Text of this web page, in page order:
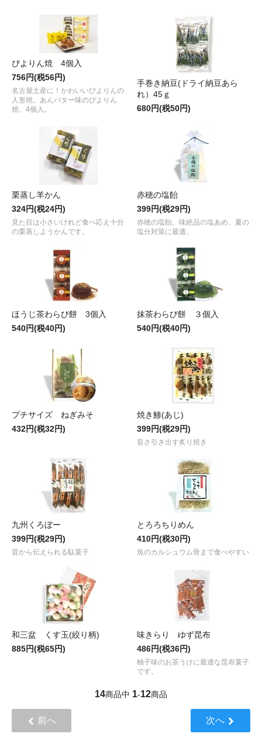
ぴよりん焼 4個入
756円(税56円)
名古屋土産に！かわいいぴよりんの
人形焼。あんバター味のぴよりん
焼。4個入。
手巻き納豆(ドライ納豆あら
れ）45ｇ
680円(税50円)
栗蒸し羊かん
324円(税24円)
見た目は小さいけれど食べ応え十分
の栗蒸しようかんです。
赤穂の塩飴
399円(税29円)
赤穂の塩飴。味絶品の塩あめ。夏の
塩分対策に最適。
ほうじ茶わらび餅 3個入
540円(税40円)
抹茶わらび餅 ３個入
540円(税40円)
プチサイズ ねぎみそ
432円(税32円)
焼き鯵(あじ)
399円(税29円)
旨さ引き出す炙り焼き
九州くろぼー
399円(税29円)
昔から伝えられる駄菓子
とろろちりめん
410円(税30円)
魚のカルシュウム骨まで食べやすい
和三盆 くす玉(絞り柄)
885円(税65円)
味きらり ゆず昆布
486円(税36円)
柚子味のお茶うけに最適な昆布菓子
です。
14商品中 1-12商品
前へ 次へ